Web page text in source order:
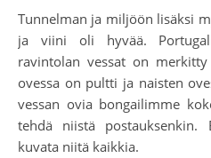
Tunnelman ja miljöön lisäksi
ja viini oli hyvää.
ravintolan vessat on
ovessa on pultti ja naisten
vessan ovia bongailimme
tehdä niistä
kuvata niitä kaikkia.